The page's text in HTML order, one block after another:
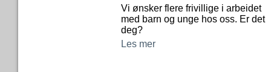
Vi ønsker flere frivillige i arbeidet
med barn og unge hos oss. Er det
deg?
Les mer